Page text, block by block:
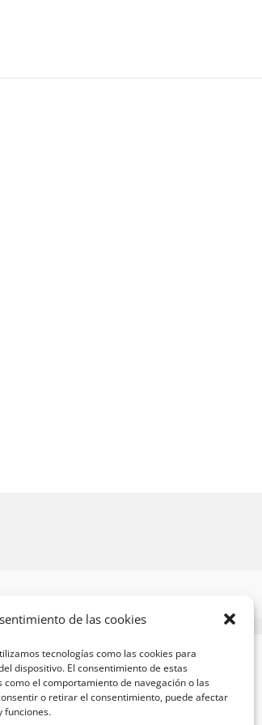
de las cookies
tecnologías como las cookies para
dispositivo. El consentimiento de estas
el comportamiento de navegación o las
o retirar el consentimiento, puede afectar
funciones.